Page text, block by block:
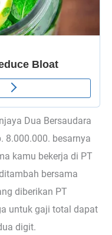
Dua Bersaudara
8.000.000. besarnya
kamu bekerja di PT
bersama
diberikan PT
untuk gaji total dapat
digit.